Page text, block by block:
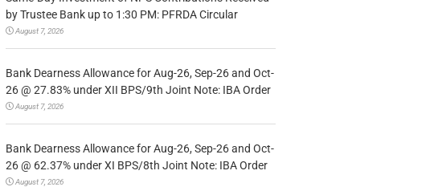
by Trustee Bank up to 1:30 PM: PFRDA Circular
August 7, 2026
Bank Dearness Allowance for Aug-26, Sep-26 and Oct-
26 @ 27.83% under XII BPS/9th Joint Note: IBA Order
August 7, 2026
Bank Dearness Allowance for Aug-26, Sep-26 and Oct-
26 @ 62.37% under XI BPS/8th Joint Note: IBA Order
August 7, 2026